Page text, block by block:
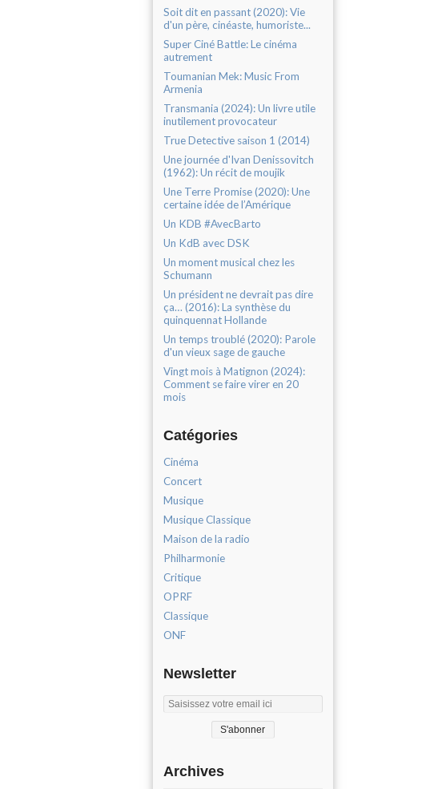
Soit dit en passant (2020): Vie
d'un père, cinéaste, humoriste...
Super Ciné Battle: Le cinéma
autrement
Toumanian Mek: Music From
Armenia
Transmania (2024): Un livre utile
inutilement provocateur
True Detective saison 1 (2014)
Une journée d'Ivan Denissovitch
(1962): Un récit de moujik
Une Terre Promise (2020): Une
certaine idée de l’Amérique
Un KDB #AvecBarto
Un KdB avec DSK
Un moment musical chez les
Schumann
Un président ne devrait pas dire
ça… (2016): La synthèse du
quinquennat Hollande
Un temps troublé (2020): Parole
d'un vieux sage de gauche
Vingt mois à Matignon (2024):
Comment se faire virer en 20
mois
Catégories
Cinéma
Concert
Musique
Musique Classique
Maison de la radio
Philharmonie
Critique
OPRF
Classique
ONF
Newsletter
Archives